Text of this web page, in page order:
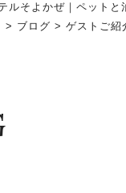
ルそよかぜ｜ペット
> ブログ >ゲストご紹